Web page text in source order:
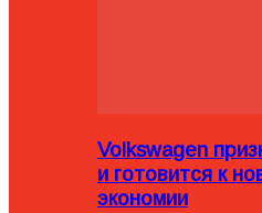
Volkswagen
и готовится к
экономии